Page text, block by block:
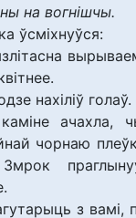
на вогнішчы.
ўсміхнуўся:
нахіліў голаў.
ачахла,
чорнаю
з вамі,